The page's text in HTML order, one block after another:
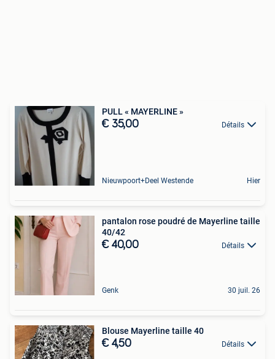
PULL « MAYERLINE »
€ 35,00 Détails
Nieuwpoort+Deel Westende Hier
pantalon rose poudré de Mayerline taille
40/42
€ 40,00 Détails
Genk 30 juil. 26
Blouse Mayerline taille 40
€ 4,50 Détails